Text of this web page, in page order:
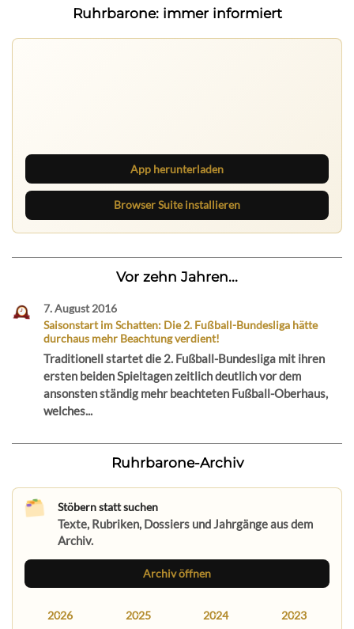
Ruhrbarone: immer informiert
App herunterladen
Browser Suite installieren
Vor zehn Jahren...
7. August 2016
Saisonstart im Schatten: Die 2. Fußball-Bundesliga hätte
durchaus mehr Beachtung verdient!
Traditionell startet die 2. Fußball-Bundesliga mit ihren
ersten beiden Spieltagen zeitlich deutlich vor dem
ansonsten ständig mehr beachteten Fußball-Oberhaus,
welches...
Ruhrbarone-Archiv
Stöbern statt suchen
Texte, Rubriken, Dossiers und Jahrgänge aus dem
Archiv.
Archiv öffnen
2026 2025 2024 2023